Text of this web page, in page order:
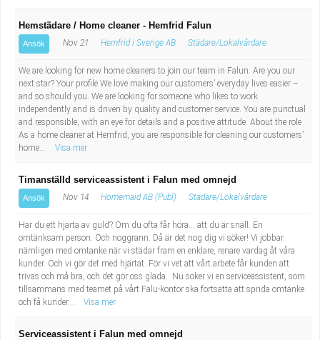
Hemstädare / Home cleaner - Hemfrid Falun
Ansök Nov 21 Hemfrid i Sverige AB Städare/Lokalvårdare
We are looking for new home cleaners to join our team in Falun. Are you our
next star? Your profile We love making our customers’ everyday lives easier –
and so should you. We are looking for someone who likes to work
independently and is driven by quality and customer service. You are punctual
and responsible, with an eye for details and a positive attitude. About the role
As a home cleaner at Hemfrid, you are responsible for cleaning our customers’
home...
Visa mer
Timanställd serviceassistent i Falun med omnejd
Ansök Nov 14 Homemaid AB (Publ) Städare/Lokalvårdare
Har du ett hjärta av guld? Om du ofta får höra… att du är snäll. En
omtänksam person. Och noggrann. Då är det nog dig vi söker! Vi jobbar
nämligen med omtanke när vi städar fram en enklare, renare vardag åt våra
kunder. Och vi gör det med hjärtat. För vi vet att vårt arbete får kunden att
trivas och må bra, och det gör oss glada. Nu söker vi en serviceassistent, som
tillsammans med teamet på vårt Falu-kontor ska fortsätta att sprida omtanke
och få kunder...
Visa mer
Serviceassistent i Falun med omnejd